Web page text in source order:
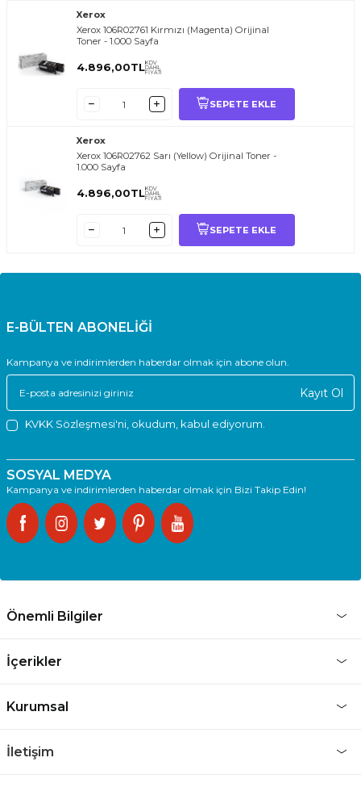
Xerox
Xerox 106R02761 Kırmızı (Magenta) Orijinal
Toner - 1.000 Sayfa
4.896,00TLKDV
DAHİL
FİYATI
SEPETE EKLE
Xerox
Xerox 106R02762 Sarı (Yellow) Orijinal Toner -
1.000 Sayfa
4.896,00TLKDV
DAHİL
FİYATI
SEPETE EKLE
E-BÜLTEN ABONELİĞİ
Kampanya ve indirimlerden haberdar olmak için abone olun.
Kayıt Ol
KVKK Sözleşmesi'ni , okudum, kabul ediyorum.
SOSYAL MEDYA
Kampanya ve indirimlerden haberdar olmak için Bizi Takip Edin!
Önemli Bilgiler
İçerikler
Kurumsal
İletişim